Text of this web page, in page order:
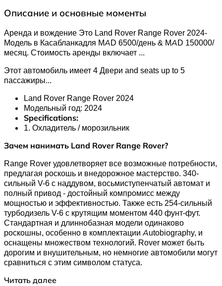
Описание и основные моменты
Аренда и вождение Это Land Rover Range Rover 2024-
Модель в Касабланкадля MAD 6500/день & MAD 150000/
месяц. Стоимость аренды включает ...
Этот автомобиль имеет 4 Двери and seats up to 5
пассажиры...
Land Rover Range Rover 2024
Модельный год: 2024
Specifications:
1. Охладитель / морозильник
Зачем нанимать Land Rover Range Rover?
Range Rover удовлетворяет все возможные потребности,
предлагая роскошь и внедорожное мастерство. 340-
сильный V-6 с наддувом, восьмиступенчатый автомат и
полный привод - достойный компромисс между
мощностью и эффективностью. Также есть 254-сильный
турбодизель V-6 с крутящим моментом 440 фунт-фут.
Стандартная и длиннобазная модели одинаково
роскошны, особенно в комплектации Autobiography, и
оснащены множеством технологий. Rover может быть
дорогим и внушительным, но немногие автомобили могут
сравниться с этим символом статуса.
Читать далее